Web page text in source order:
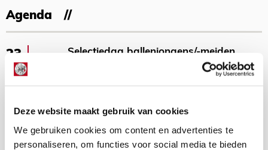
Deze website maakt gebruik van cookies
We gebruiken cookies om content en advertenties te
personaliseren, om functies voor social media te bieden
Agenda
23
AUG
Selectiedag ballenjongens/-meiden
SEP
Geef Mij Maar Amsterdam